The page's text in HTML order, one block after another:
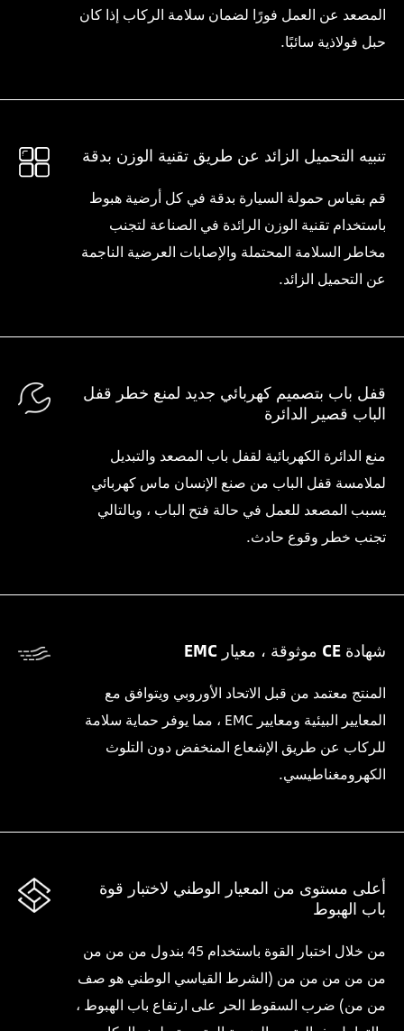
المصعد عن العمل فورًا لضمان سلامة الركاب إذا كان
حبل فولاذية سائبًا.
تنبيه التحميل الزائد عن طريق تقنية الوزن بدقة
قم بقياس حمولة السيارة بدقة في كل أرضية هبوط
باستخدام تقنية الوزن الرائدة في الصناعة لتجنب
مخاطر السلامة المحتملة والإصابات العرضية الناجمة
عن التحميل الزائد.
قفل باب بتصميم كهربائي جديد لمنع خطر قفل
الباب قصير الدائرة
منع الدائرة الكهربائية لقفل باب المصعد والتبديل
لملامسة قفل الباب من صنع الإنسان ماس كهربائي
يسبب المصعد للعمل في حالة فتح الباب ، وبالتالي
تجنب خطر وقوع حادث.
شهادة CE موثوقة ، معيار EMC
المنتج معتمد من قبل الاتحاد الأوروبي ويتوافق مع
المعايير البيئية ومعايير EMC ، مما يوفر حماية سلامة
للركاب عن طريق الإشعاع المنخفض دون التلوث
الكهرومغناطيسي.
أعلى مستوى من المعيار الوطني لاختبار قوة
باب الهبوط
من خلال اختبار القوة باستخدام 45 بندول من من من
من من من من من (الشرط القياسي الوطني هو صف
من من) ضرب السقوط الحر على ارتفاع باب الهبوط ،